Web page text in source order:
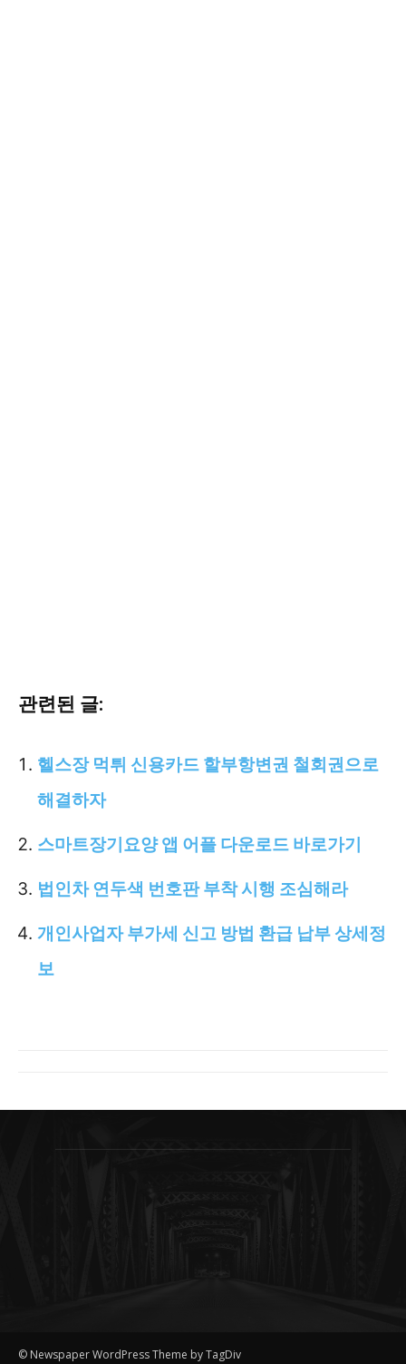
관련된 글:
헬스장 먹튀 신용카드 할부항변권 철회권으로
해결하자
스마트장기요양 앱 어플 다운로드 바로가기
법인차 연두색 번호판 부착 시행 조심해라
개인사업자 부가세 신고 방법 환급 납부 상세정
보
© Newspaper WordPress Theme by TagDiv